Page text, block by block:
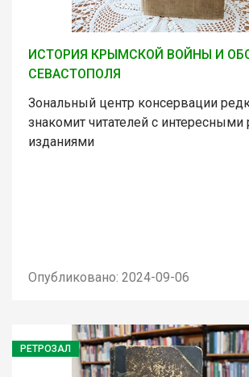
ИСТОРИЯ КРЫМСКОЙ ВОЙНЫ И
СЕВАСТОПОЛЯ
Зональный центр консервации
знакомит читателей с
изданиями
Опубликовано: 2024-09-06
РЕТРОЗАЛ